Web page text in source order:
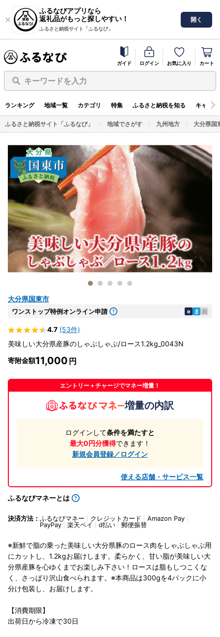
ふるなびアプリなら
返礼品がもっと探しやすい！
ふるさと納税サイト「ふるなび」
開く
ガイド ログイン お気に入り カート
キーワードを入力
ランキング 地域一覧 カテゴリ 特集 ふるさと納税を知る キャン
ふるさと納税サイト「ふるなび」 地域でさがす 九州地方 大分県国
大分県国東市
ワンストップ特例オンライン申請 e ま 自
4.7 (53件)
美味しい大分県産豚のしゃぶしゃぶ/ロース1.2kg_0043N
寄附金額11,000
エントリー＋チャージでマネー増量！
増量の内訳
ログインして条件を満たすと
最大0円分獲得できます！
新規会員登録／ログイン
使える店舗・サービス一覧
ふるなびマネーとは
決済方法： ふるなびマネー クレジットカード
Amazon Pay
PayPay
楽天ペイ d払い 郵便振替
※新鮮で脂の乗った美味しい大分県豚のロース肉をしゃぶしゃぶ用
にカットし、1.2kgお届けします。柔らかく、甘い脂が美味しい大
分県産豚を心ゆくまでお楽しみ下さい！ロースは脂もしつこくな
く、さっぱり沢山食べられます。※本商品は300gを4パックに小
分け包装し、お届けします。
【消費期限】
出荷日から冷凍で30日